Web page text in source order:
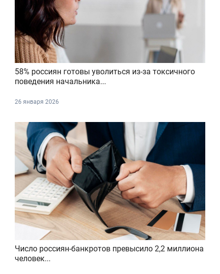
58% россиян готовы уволиться из-за токсичного
поведения начальника...
26 января 2026
Число россиян-банкротов превысило 2,2 миллиона
человек...